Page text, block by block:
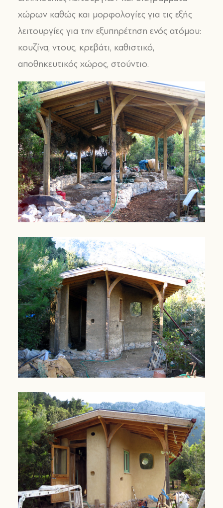
χώρων καθώς και μορφολογίες για τις εξής
λειτουργίες για την εξυπηρέτηση ενός ατόμου:
κουζίνα, ντους, κρεβάτι, καθιστικό,
αποθηκευτικός χώρος, στούντιο.